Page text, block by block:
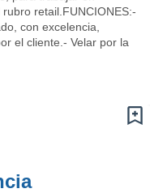
retail.FUNCIONES:-
con excelencia,
el cliente.- Velar por la